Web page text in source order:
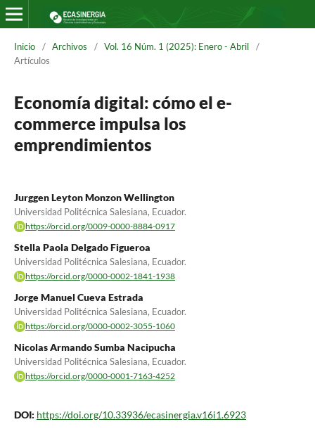
Inicio / Archivos / Vol. 16 Núm. 1 (2025): Enero - Abril
/
Artículos
Economía digital: cómo el e-
commerce impulsa los
emprendimientos
Jurggen Leyton Monzon Wellington
Universidad Politécnica Salesiana, Ecuador.
https://orcid.org/0009-0000-8884-0917
Stella Paola Delgado Figueroa
Universidad Politécnica Salesiana, Ecuador.
https://orcid.org/0000-0002-1841-1938
Jorge Manuel Cueva Estrada
Universidad Politécnica Salesiana, Ecuador.
https://orcid.org/0000-0002-3055-1060
Nicolas Armando Sumba Nacipucha
Universidad Politécnica Salesiana, Ecuador.
https://orcid.org/0000-0001-7163-4252
DOI: https://doi.org/10.33936/ecasinergia.v16i1.6923